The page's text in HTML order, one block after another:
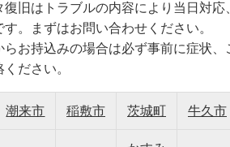
旧はトラブルの内容により当日対応
す。まずはお問い合わせください。
らお持込みの場合は必ず事前に症状、
ださい。
潮来市 稲敷市 茨城町 牛久市